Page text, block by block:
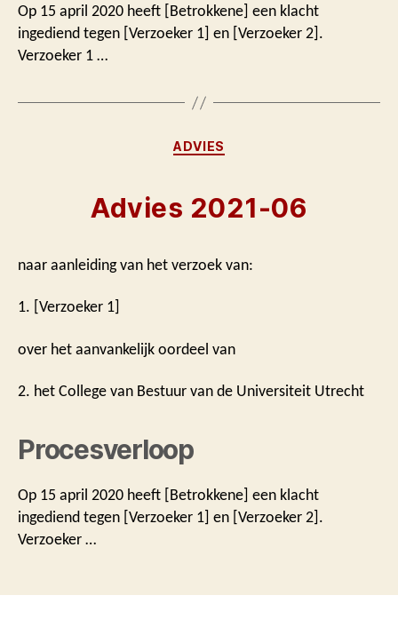
Op 15 april 2020 heeft [Betrokkene] een klacht
ingediend tegen [Verzoeker 1] en [Verzoeker 2].
Verzoeker 1 …
Categorieën
ADVIES
Advies 2021-06
naar aanleiding van het verzoek van:
1. [Verzoeker 1]
over het aanvankelijk oordeel van
2. het College van Bestuur van de Universiteit Utrecht
Procesverloop
Op 15 april 2020 heeft [Betrokkene] een klacht
ingediend tegen [Verzoeker 1] en [Verzoeker 2].
Verzoeker …